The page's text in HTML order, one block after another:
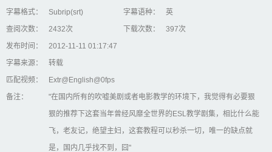
字幕格式：
Subrip(srt) 字幕语种：
英
查阅次数：
2432次 下载次数：
397次
发布时间：
2012-11-11 01:17:47
字幕来源：
转载
匹配视频：
Extr@English@0fps
备注：
"在国内所有的吹嘘美剧或者电影教学的环境下，我觉得有必要狠
狠的推荐下这套当年曾经风靡全世界的ESL教学剧集，相比什么能
飞，老友记，绝望主妇，这套教程可以秒杀一切，唯一的缺点就
是，国内几乎找不到，囧"